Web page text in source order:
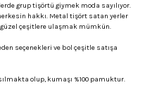
grup tişörtü giymek moda sayılıyor.
hakkı. Metal tişört satan yerler
çeşitlere ulaşmak mümkün.
seçenekleri ve bol çeşitle satışa
olup, kumaşı %100 pamuktur.